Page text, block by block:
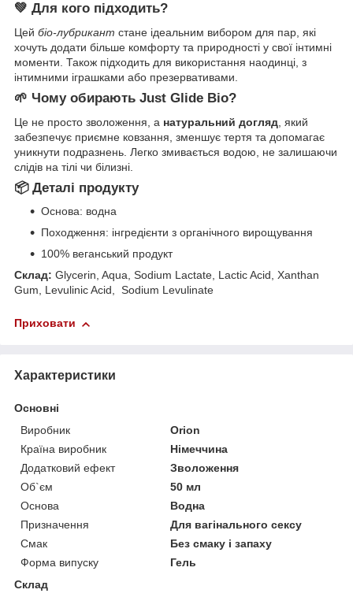
💚 Для кого підходить?
Цей біо-лубрикант стане ідеальним вибором для пар, які
хочуть додати більше комфорту та природності у свої інтимні
моменти. Також підходить для використання наодинці, з
інтимними іграшками або презервативами.
🌱 Чому обирають Just Glide Bio?
Це не просто зволоження, а натуральний догляд , який
забезпечує приємне ковзання, зменшує тертя та допомагає
уникнути подразнень. Легко змивається водою, не залишаючи
слідів на тілі чи білизні.
📦 Деталі продукту
Основа: водна
Походження: інгредієнти з органічного вирощування
100% веганський продукт
Склад: Glycerin, Aqua, Sodium Lactate, Lactic Acid, Xanthan
Gum, Levulinic Acid, Sodium Levulinate
Приховати
Характеристики
Основні
Виробник
Orion
Країна виробник
Німеччина
Додатковий ефект
Зволоження
Об`єм
50 мл
Основа
Водна
Призначення
Для вагінального сексу
Смак
Без смаку і запаху
Форма випуску
Гель
Склад